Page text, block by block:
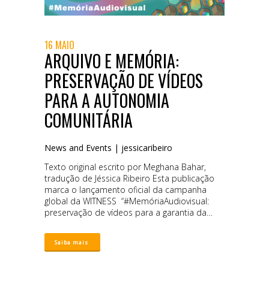
16 MAIO
ARQUIVO E MEMÓRIA:
PRESERVAÇÃO DE VÍDEOS
PARA A AUTONOMIA
COMUNITÁRIA
News and Events | jessicaribeiro
Texto original escrito por Meghana Bahar,
tradução de Jéssica Ribeiro Esta publicação
marca o lançamento oficial da campanha
global da WITNESS “#MemóriaAudiovisual:
preservação de vídeos para a garantia da
premiado Guia de Ativistas para
Arquivamento de Vídeos em julho de 2013, há